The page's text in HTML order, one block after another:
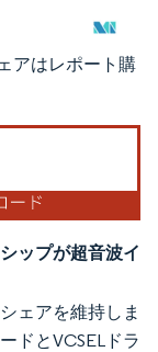
示が必要です。
アはレポート購
ップが超音波イ
ェアを維持しま
ドとVCSELドラ